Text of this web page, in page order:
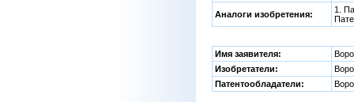
Аналоги изобретения:
1.
Имя заявителя:
Изобретатели:
Патентообладатели: